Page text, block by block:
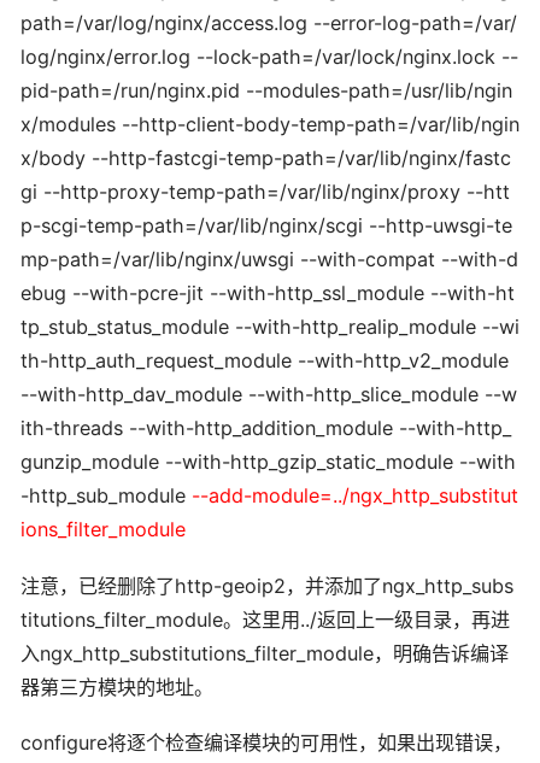
path=/var/log/nginx/access.log --error-log-path=/var/
log/nginx/error.log --lock-path=/var/lock/nginx.lock --
pid-path=/run/nginx.pid --modules-path=/usr/lib/ngin
x/modules --http-client-body-temp-path=/var/lib/ngin
x/body --http-fastcgi-temp-path=/var/lib/nginx/fastc
gi --http-proxy-temp-path=/var/lib/nginx/proxy --htt
p-scgi-temp-path=/var/lib/nginx/scgi --http-uwsgi-te
mp-path=/var/lib/nginx/uwsgi --with-compat --with-d
ebug --with-pcre-jit --with-http_ssl_module --with-ht
tp_stub_status_module --with-http_realip_module --wi
th-http_auth_request_module --with-http_v2_module
--with-http_dav_module --with-http_slice_module --w
ith-threads --with-http_addition_module --with-http_
gunzip_module --with-http_gzip_static_module --with
-http_sub_module --add-module=../ngx_http_substitut
ions_filter_module
注意，已经删除了http-geoip2，并添加了ngx_http_subs
titutions_filter_module。这里用../返回上一级目录，再进
入ngx_http_substitutions_filter_module，明确告诉编译
器第三方模块的地址。
configure将逐个检查编译模块的可用性，如果出现错误，